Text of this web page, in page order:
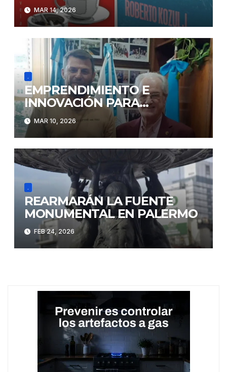
MAR 14, 2026
.
EMPRENDIMIENTO E
INNOVACIÓN PARA
CIUDADES
MAR 10, 2026
.
REARMARÁN LA FUENTE
MONUMENTAL EN PALERMO
FEB 24, 2026